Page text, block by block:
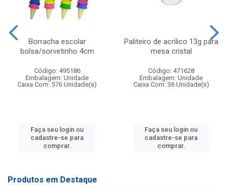
Borracha escolar
bolsa/sorvetinho 4cm
Código: 495186
Embalagem: Unidade
Caixa Com: 576 Unidade(s)
Faça seu login ou
cadastre-se para
comprar.
Paliteiro de acrilico 13g para
mesa cristal
Código: 471628
Embalagem: Unidade
Caixa Com: 36 Unidade(s)
Faça seu login ou
cadastre-se para
comprar.
Produtos em Destaque